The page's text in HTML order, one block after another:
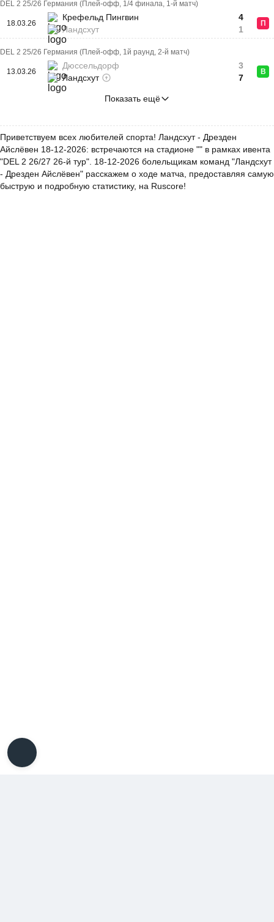
DEL 2 25/26 Германия (Плей-офф, 1/4 финала, 1-й матч)
18.03.26
Крефельд Пингвин
Ландсхут
4
1
П
DEL 2 25/26 Германия (Плей-офф, 1й раунд, 2-й матч)
13.03.26
Дюссельдорф
Ландсхут
3
7
В
Показать ещё
Приветствуем всех любителей спорта! Ландсхут - Дрезден
Айслёвен 18-12-2026: встречаются на стадионе "" в рамках ивента
"DEL 2 26/27 26-й тур". 18-12-2026 болельщикам команд "Ландсхут
- Дрезден Айслёвен" расскажем о ходе матча, предоставляя самую
быструю и подробную статистику, на Ruscore!